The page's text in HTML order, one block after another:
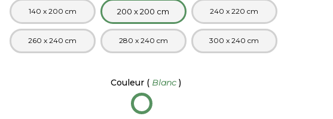
140 x 200 cm 200 x 200 cm 240 x 220 cm
260 x 240 cm 280 x 240 cm 300 x 240 cm
Couleur ( Blanc)